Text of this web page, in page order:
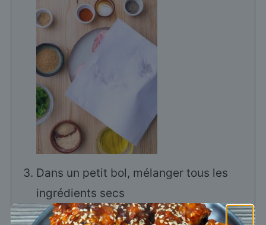
Dans un petit bol, mélanger tous les
ingrédients secs
2 cuillères à soupe de sucre roux,
×